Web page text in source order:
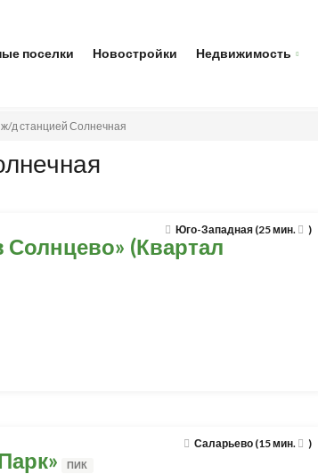
поселки Новостройки Недвижимость
д станцией Солнечная
Юго-Западная (25 мин. )
(Квартал
Саларьево (15 мин. )
ПИК